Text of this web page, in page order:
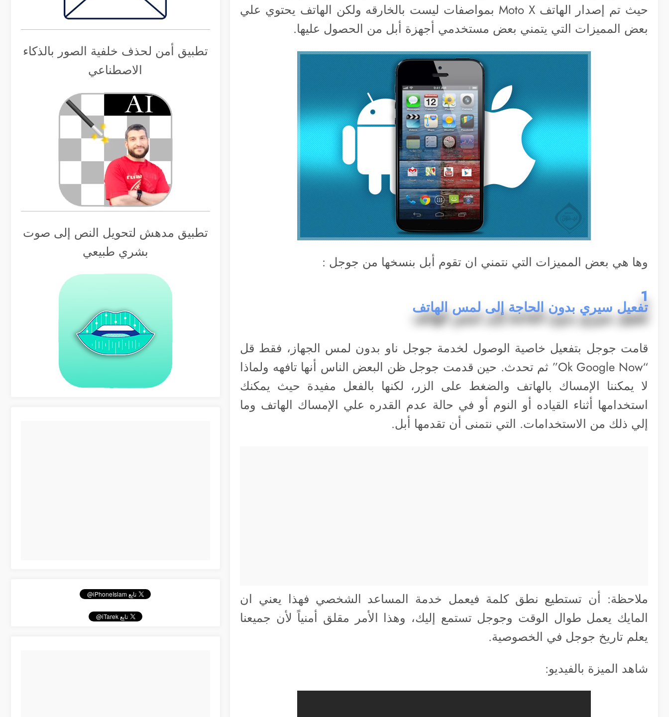
حيث تم إصدار الهاتف Moto X بمواصفات ليست بالخارقه ولكن الهاتف يحتوي علي
بعض المميزات التي يتمني بعض مستخدمي أجهزة أبل من الحصول عليها.
وها هي بعض المميزات التي نتمني ان تقوم أبل بنسخها من جوجل :
1
تفعيل سيري بدون الحاجة إلى لمس الهاتف
قامت جوجل بتفعيل خاصية الوصول لخدمة جوجل ناو بدون لمس الجهاز، فقط قل
“Ok Google Now” ثم تحدث. حين قدمت جوجل ظن البعض الناس أنها تافهه ولماذا
لا يمكننا الإمساك بالهاتف والضغط على الزر، لكنها بالفعل مفيدة حيث يمكنك
استخدامها أثناء القياده أو النوم أو في حالة عدم القدره علي الإمساك الهاتف وما
إلي ذلك من الاستخدامات. التي نتمنى أن تقدمها أبل.
ملاحظة: أن تستطيع نطق كلمة فيعمل خدمة المساعد الشخصي فهذا يعني ان
المايك يعمل طوال الوقت وجوجل تستمع إليك، وهذا الأمر مقلق أمنياً لأن جميعنا
يعلم تاريخ جوجل في الخصوصية.
شاهد الميزة بالفيديو:
تطبيق أمن لحذف خلفية الصور بالذكاء
الاصطناعي
تطبيق مدهش لتحويل النص إلى صوت
بشري طبيعي